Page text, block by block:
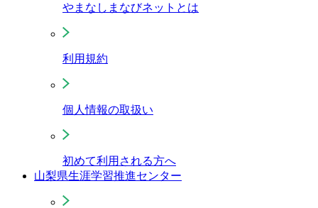
やまなしまなびネットとは
利用規約
個人情報の取扱い
初めて利用される方へ
山梨県生涯学習推進センター